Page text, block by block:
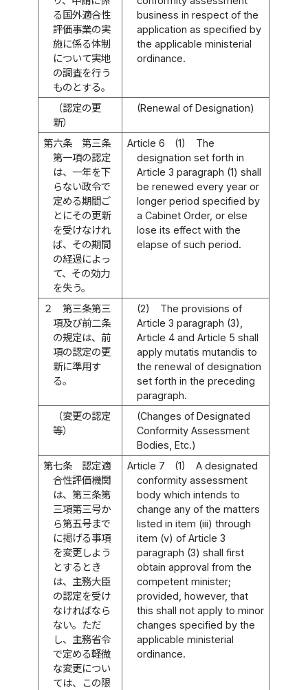
る国外適合性
評価事業の実
施に係る体制
について実地
の調査を行う
ものとする。
business in respect of the
application as specified by
the applicable ministerial
ordinance.
（認定の更
新）
(Renewal of Designation)
第六条
第三条
第一項の認定
は、一年を下
らない政令で
定める期間ご
とにその更新
を受けなけれ
ば、その期間
の経過によっ
て、その効力
を失う。
Article 6 (1)
The
designation set forth in
Article 3 paragraph (1) shall
be renewed every year or
longer period specified by
a Cabinet Order, or else
lose its effect with the
elapse of such period.
２
第三条第三
項及び前二条
の規定は、前
項の認定の更
新に準用す
る。
(2)
The provisions of
Article 3 paragraph (3),
Article 4 and Article 5 shall
apply mutatis mutandis to
the renewal of designation
set forth in the preceding
paragraph.
（変更の認定
等）
(Changes of Designated
Conformity Assessment
Bodies, Etc.)
第七条
認定適
合性評価機関
は、第三条第
三項第三号か
ら第五号まで
に掲げる事項
を変更しよう
とするとき
は、主務大臣
の認定を受け
なければなら
ない。ただ
し、主務省令
で定める軽微
な変更につい
ては、この限
Article 7 (1)
A designated
conformity assessment
body which intends to
change any of the matters
listed in item (iii) through
item (v) of Article 3
paragraph (3) shall first
obtain approval from the
competent minister;
provided, however, that
this shall not apply to minor
changes specified by the
applicable ministerial
ordinance.